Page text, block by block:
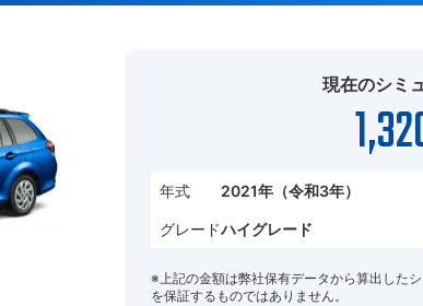
現在のシミ
年式 2021年（令和3年）
グレードハイグレード
※上記の金額は弊社保有データから算出した
を保証するものではありません。